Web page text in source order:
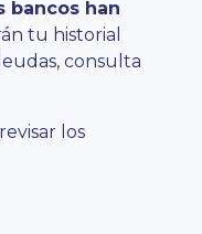
bancos han
tu historial
consulta
los